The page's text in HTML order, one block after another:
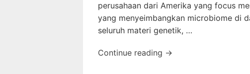
perusahaan dari Amerika yang focus
yang menyeimbangkan microbiome di
seluruh materi genetik, …
Continue reading →